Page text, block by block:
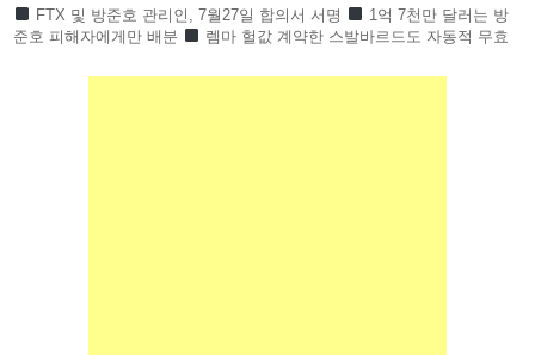
FTX 및 방준호 관리인, 7월27일 합의서 서명
1억 7천만 달러는 방
준호 피해자에게만 배분
렘마 헐값 계약한 스발바르드도 자동적 무효